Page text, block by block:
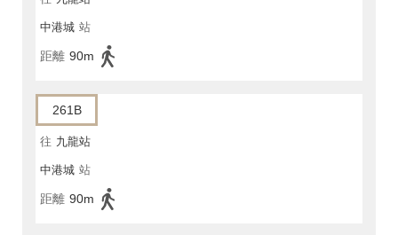
中港城 站
距離 90m
261B
往 九龍站
中港城 站
距離 90m